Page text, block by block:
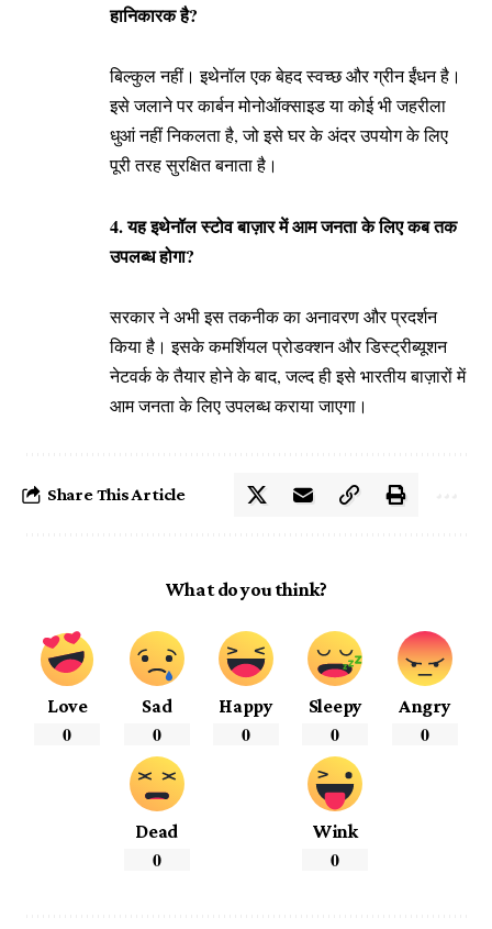
हानिकारक है?
बिल्कुल नहीं। इथेनॉल एक बेहद स्वच्छ और ग्रीन ईंधन है।
इसे जलाने पर कार्बन मोनोऑक्साइड या कोई भी जहरीला
धुआं नहीं निकलता है, जो इसे घर के अंदर उपयोग के लिए
पूरी तरह सुरक्षित बनाता है।
4. यह इथेनॉल स्टोव बाज़ार में आम जनता के लिए कब तक
उपलब्ध होगा?
सरकार ने अभी इस तकनीक का अनावरण और प्रदर्शन
किया है। इसके कमर्शियल प्रोडक्शन और डिस्ट्रीब्यूशन
नेटवर्क के तैयार होने के बाद, जल्द ही इसे भारतीय बाज़ारों में
आम जनता के लिए उपलब्ध कराया जाएगा।
Share This Article
What do you think?
Love
0
Sad
0
Happy
0
Sleepy
0
Angry
0
Dead
0
Wink
0